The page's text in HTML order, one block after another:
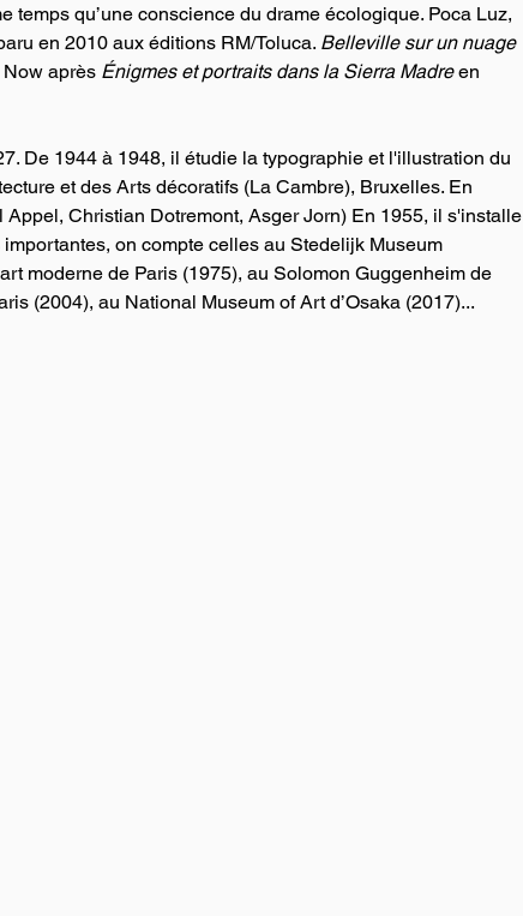
temps qu’une conscience du drame écologique. Poca Luz,
en 2010 aux éditions RM/Toluca. Belleville sur un nuage
après Énigmes et portraits dans la Sierra Madre en
De 1944 à 1948, il étudie la typographie et l'illustration du
et des Arts décoratifs (La Cambre), Bruxelles. En
Christian Dotremont, Asger Jorn) En 1955, il s'installe
on compte celles au Stedelijk Museum
moderne de Paris (1975), au Solomon Guggenheim de
(2004), au National Museum of Art d’Osaka (2017)...